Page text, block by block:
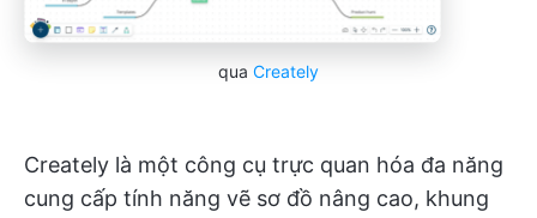
qua Creately
Creately là một công cụ trực quan hóa đa năng
cung cấp tính năng vẽ sơ đồ nâng cao, khung